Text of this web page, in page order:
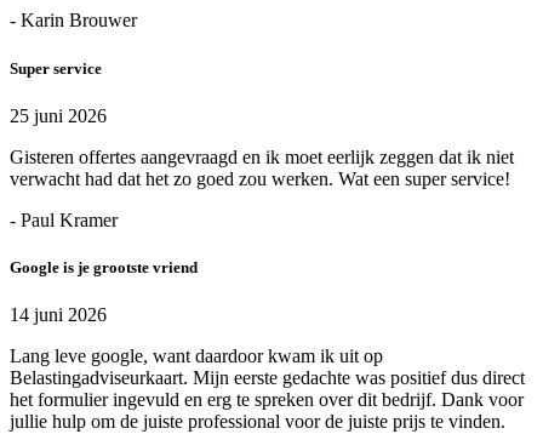
- Karin Brouwer
Super service
25 juni 2026
Gisteren offertes aangevraagd en ik moet eerlijk zeggen dat ik niet
verwacht had dat het zo goed zou werken. Wat een super service!
- Paul Kramer
Google is je grootste vriend
14 juni 2026
Lang leve google, want daardoor kwam ik uit op
Belastingadviseurkaart. Mijn eerste gedachte was positief dus direct
het formulier ingevuld en erg te spreken over dit bedrijf. Dank voor
jullie hulp om de juiste professional voor de juiste prijs te vinden.